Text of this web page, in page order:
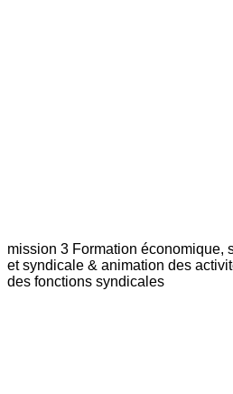
mission 3 Formation économique,
et syndicale & animation des
des fonctions syndicales